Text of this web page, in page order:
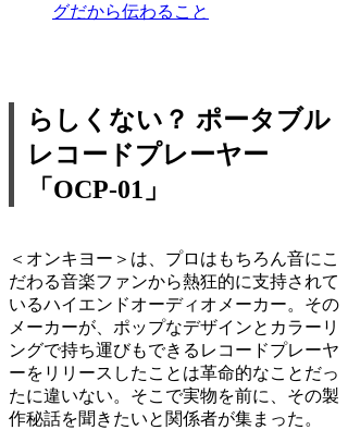
グだから伝わること
らしくない？ ポータブル
レコードプレーヤー
「OCP-01」
＜オンキヨー＞は、プロはもちろん音にこ
だわる音楽ファンから熱狂的に支持されて
いるハイエンドオーディオメーカー。その
メーカーが、ポップなデザインとカラーリ
ングで持ち運びもできるレコードプレーヤ
ーをリリースしたことは革命的なことだっ
たに違いない。そこで実物を前に、その製
作秘話を聞きたいと関係者が集まった。